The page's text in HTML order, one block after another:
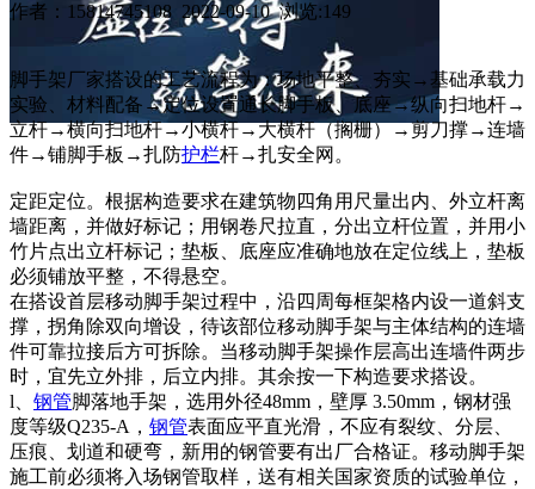
作者：15814745108 2022-09-10 浏览:149
脚手架厂家搭设的工艺流程为：场地平整、夯实→基础承载力
实验、材料配备→定位设置通长脚手板、底座→纵向扫地杆→
立杆→横向扫地杆→小横杆→大横杆（搁栅）→剪刀撑→连墙
件→铺脚手板→扎防护栏杆→扎安全网。
定距定位。根据构造要求在建筑物四角用尺量出内、外立杆离
墙距离，并做好标记；用钢卷尺拉直，分出立杆位置，并用小
竹片点出立杆标记；垫板、底座应准确地放在定位线上，垫板
必须铺放平整，不得悬空。
在搭设首层移动脚手架过程中，沿四周每框架格内设一道斜支
撑，拐角除双向增设，待该部位移动脚手架与主体结构的连墙
件可靠拉接后方可拆除。当移动脚手架操作层高出连墙件两步
时，宜先立外排，后立内排。其余按一下构造要求搭设。
l、 钢管脚落地手架，选用外径48mm，壁厚 3.50mm，钢材强
度等级Q235-A， 钢管表面应平直光滑，不应有裂纹、分层、
压痕、划道和硬弯，新用的钢管要有出厂合格证。移动脚手架
施工前必须将入场钢管取样，送有相关国家资质的试验单位，